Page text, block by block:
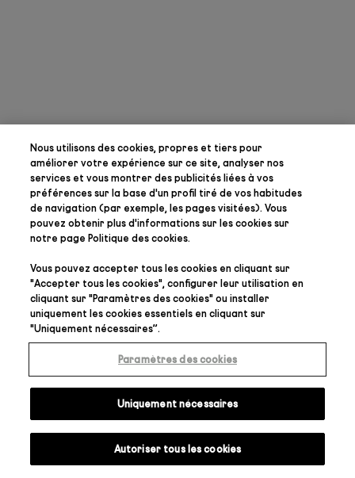
Nous utilisons des cookies, propres et tiers pour
améliorer votre expérience sur ce site, analyser nos
services et vous montrer des publicités liées à vos
préférencessur la base d'un profil tiré de vos habitudes
de navigation (par exemple, les pages visitées). Vous
pouvez obtenir plus d'informations sur les cookies sur
notre pagePolitique des cookies.
Vous pouvez accepter tous les cookies en cliquant sur
"Accepter tous les cookies", configurer leur utilisation en
cliquant sur "Paramètres des cookies" ou installer
uniquement les cookies essentiels en cliquant sur
"Uniquement nécessaires”.
Paramètres des cookies
Uniquement nécessaires
Autoriser tous les cookies